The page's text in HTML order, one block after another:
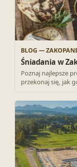
BLOG —
Śniadania w
Poznaj najlepsze
przekonaj się, jak